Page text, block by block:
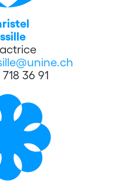
36 91